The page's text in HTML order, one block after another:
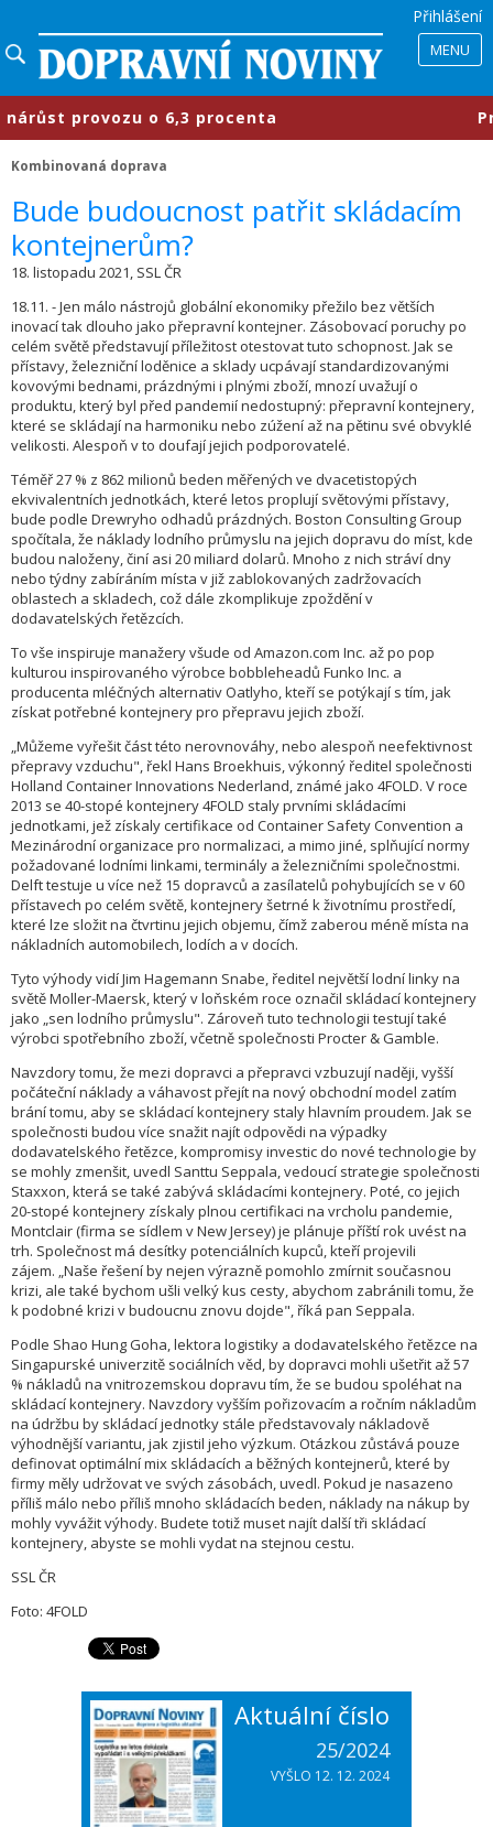
Přihlášení
MENU
provozu o 6,3 procenta
Kombinovaná doprava
Bude budoucnost patřit skládacím
kontejnerům?
18. listopadu 2021, SSL ČR
18.11. - Jen málo nástrojů globální ekonomiky přežilo bez větších
inovací tak dlouho jako přepravní kontejner. Zásobovací poruchy po
celém světě představují příležitost otestovat tuto schopnost. Jak se
přístavy, železniční loděnice a sklady ucpávají standardizovanými
kovovými bednami, prázdnými i plnými zboží, mnozí uvažují o
produktu, který byl před pandemií nedostupný: přepravní kontejnery,
které se skládají na harmoniku nebo zúžení až na pětinu své obvyklé
velikosti. Alespoň v to doufají jejich podporovatelé.
Téměř 27 % z 862 milionů beden měřených ve dvacetistopých
ekvivalentních jednotkách, které letos proplují světovými přístavy,
bude podle Drewryho odhadů prázdných. Boston Consulting Group
spočítala, že náklady lodního průmyslu na jejich dopravu do míst, kde
budou naloženy, činí asi 20 miliard dolarů. Mnoho z nich stráví dny
nebo týdny zabíráním místa v již zablokovaných zadržovacích
oblastech a skladech, což dále zkomplikuje zpoždění v
dodavatelských řetězcích.
To vše inspiruje manažery všude od Amazon.com Inc. až po pop
kulturou inspirovaného výrobce bobbleheadů Funko Inc. a
producenta mléčných alternativ Oatlyho, kteří se potýkají s tím, jak
získat potřebné kontejnery pro přepravu jejich zboží.
„Můžeme vyřešit část této nerovnováhy, nebo alespoň neefektivnost
přepravy vzduchu", řekl Hans Broekhuis, výkonný ředitel společnosti
Holland Container Innovations Nederland, známé jako 4FOLD. V roce
2013 se 40-stopé kontejnery 4FOLD staly prvními skládacími
jednotkami, jež získaly certifikace od Container Safety Convention a
Mezinárodní organizace pro normalizaci, a mimo jiné, splňující normy
požadované lodními linkami, terminály a železničními společnostmi.
Delft testuje u více než 15 dopravců a zasílatelů pohybujících se v 60
přístavech po celém světě, kontejnery šetrné k životnímu prostředí,
které lze složit na čtvrtinu jejich objemu, čímž zaberou méně místa na
nákladních automobilech, lodích a v docích.
Tyto výhody vidí Jim Hagemann Snabe, ředitel největší lodní linky na
světě Moller-Maersk, který v loňském roce označil skládací kontejnery
jako „sen lodního průmyslu". Zároveň tuto technologii testují také
výrobci spotřebního zboží, včetně společnosti Procter & Gamble.
Navzdory tomu, že mezi dopravci a přepravci vzbuzují naději, vyšší
počáteční náklady a váhavost přejít na nový obchodní model zatím
brání tomu, aby se skládací kontejnery staly hlavním proudem. Jak se
společnosti budou více snažit najít odpovědi na výpadky
dodavatelského řetězce, kompromisy investic do nové technologie by
se mohly zmenšit, uvedl Santtu Seppala, vedoucí strategie společnosti
Staxxon, která se také zabývá skládacími kontejnery. Poté, co jejich
20-stopé kontejnery získaly plnou certifikaci na vrcholu pandemie,
Montclair (firma se sídlem v New Jersey) je plánuje příští rok uvést na
trh. Společnost má desítky potenciálních kupců, kteří projevili
zájem. „Naše řešení by nejen výrazně pomohlo zmírnit současnou
krizi, ale také bychom ušli velký kus cesty, abychom zabránili tomu, že
k podobné krizi v budoucnu znovu dojde", říká pan Seppala.
Podle Shao Hung Goha, lektora logistiky a dodavatelského řetězce na
Singapurské univerzitě sociálních věd, by dopravci mohli ušetřit až 57
% nákladů na vnitrozemskou dopravu tím, že se budou spoléhat na
skládací kontejnery. Navzdory vyšším pořizovacím a ročním nákladům
na údržbu by skládací jednotky stále představovaly nákladově
výhodnější variantu, jak zjistil jeho výzkum. Otázkou zůstává pouze
definovat optimální mix skládacích a běžných kontejnerů, které by
firmy měly udržovat ve svých zásobách, uvedl. Pokud je nasazeno
příliš málo nebo příliš mnoho skládacích beden, náklady na nákup by
mohly vyvážit výhody. Budete totiž muset najít další tři skládací
kontejnery, abyste se mohli vydat na stejnou cestu.
SSL ČR
Foto: 4FOLD
Aktuální číslo
25/2024
VYŠLO 12. 12. 2024